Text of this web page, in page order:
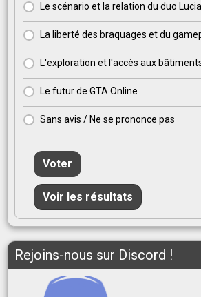
Le scénario et la relation du duo
La liberté des braquages et du
L'exploration et l'accès aux
Le futur de GTA Online
Sans avis / Ne se prononce pas
Voter
Voir les résultats
Rejoins-nous sur Discord !